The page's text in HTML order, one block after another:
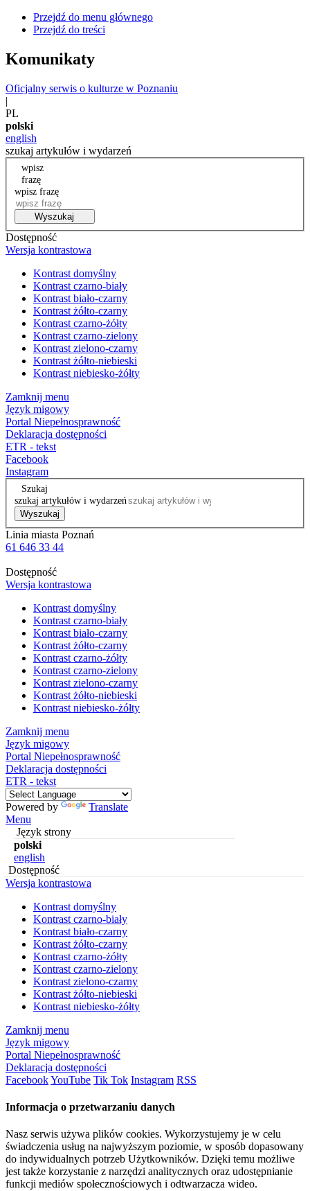
Przejdź do menu głównego
Przejdź do treści
Komunikaty
Oficjalny serwis o kulturze w Poznaniu
|
PL
polski
english
szukaj artykułów i wydarzeń
wpisz
frazę
wpisz frazę
Wyszukaj
Dostępność
Wersja kontrastowa
Kontrast domyślny
Kontrast czarno-biały
Kontrast biało-czarny
Kontrast żółto-czarny
Kontrast czarno-żółty
Kontrast czarno-zielony
Kontrast zielono-czarny
Kontrast żółto-niebieski
Kontrast niebiesko-żółty
Zamknij menu
Język migowy
Portal Niepełnosprawność
Deklaracja dostępności
ETR - tekst
Facebook
Instagram
Szukaj
szukaj artykułów i wydarzeń
Wyszukaj
Linia miasta Poznań
61 646 33 44
Dostępność
Wersja kontrastowa
Kontrast domyślny
Kontrast czarno-biały
Kontrast biało-czarny
Kontrast żółto-czarny
Kontrast czarno-żółty
Kontrast czarno-zielony
Kontrast zielono-czarny
Kontrast żółto-niebieski
Kontrast niebiesko-żółty
Zamknij menu
Język migowy
Portal Niepełnosprawność
Deklaracja dostępności
ETR - tekst
Powered by
Translate
Menu
Język strony
polski
english
Dostępność
Wersja kontrastowa
Kontrast domyślny
Kontrast czarno-biały
Kontrast biało-czarny
Kontrast żółto-czarny
Kontrast czarno-żółty
Kontrast czarno-zielony
Kontrast zielono-czarny
Kontrast żółto-niebieski
Kontrast niebiesko-żółty
Zamknij menu
Język migowy
Portal Niepełnosprawność
Deklaracja dostępności
FacebookYouTube Tik Tok Instagram RSS
Informacja o przetwarzaniu danych
Nasz serwis używa plików cookies. Wykorzystujemy je w celu
świadczenia usług na najwyższym poziomie, w sposób dopasowany
do indywidualnych potrzeb Użytkowników. Dzięki temu możliwe
jest także korzystanie z narzędzi analitycznych oraz udostępnianie
funkcji mediów społecznościowych i odtwarzacza wideo.